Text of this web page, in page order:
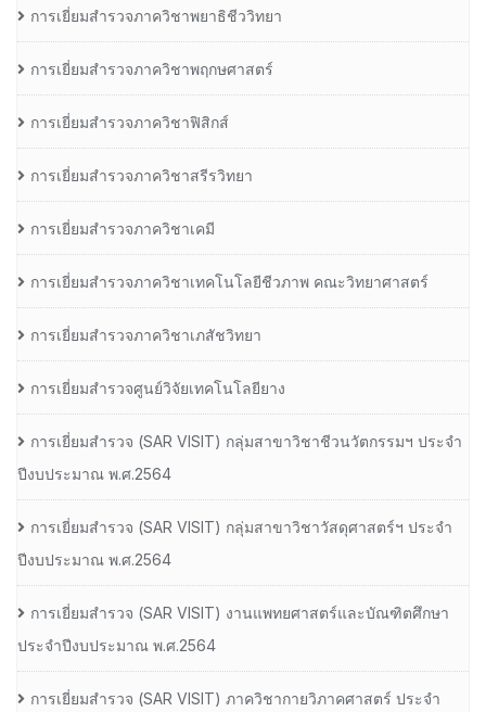
การเยี่ยมสำรวจภาควิชาพยาธิชีววิทยา
การเยี่ยมสำรวจภาควิชาพฤกษศาสตร์
การเยี่ยมสำรวจภาควิชาฟิสิกส์
การเยี่ยมสำรวจภาควิชาสรีรวิทยา
การเยี่ยมสำรวจภาควิชาเคมี
การเยี่ยมสำรวจภาควิชาเทคโนโลยีชีวภาพ คณะวิทยาศาสตร์
การเยี่ยมสำรวจภาควิชาเภสัชวิทยา
การเยี่ยมสำรวจศูนย์วิจัยเทคโนโลยียาง
การเยี่ยมสํารวจ (SAR VISIT) กลุ่มสาขาวิชาชีวนวัตกรรมฯ ประจํา
ปีงบประมาณ พ.ศ.2564
การเยี่ยมสํารวจ (SAR VISIT) กลุ่มสาขาวิชาวัสดุศาสตร์ฯ ประจํา
ปีงบประมาณ พ.ศ.2564
การเยี่ยมสํารวจ (SAR VISIT) งานแพทยศาสตร์และบัณฑิตศึกษา
ประจําปีงบประมาณ พ.ศ.2564
การเยี่ยมสํารวจ (SAR VISIT) ภาควิชากายวิภาคศาสตร์ ประจํา